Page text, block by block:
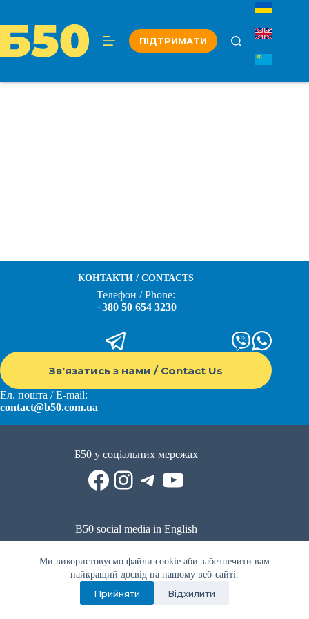
вмісту
Ми використовуємо файли cookie аби забезпечити вам
найкращий досвід на нашому веб-сайті.
Прийняти Відхилити
ПІДТРИМАТИ
КОНТАКТИ / CONTACTS
Телефон / Phone:
+380 50 654 3230
Зв'язатись з нами / Contact Us
Ел. пошта / E-mail:
contact@b50.com.ua
Б50 у соціальних мережах
Facebook
Instagram
Telegram
YouTube
B50 social media in English
Reddit
Facebook
LinkedIn
YouTube
WhatsApp
Політика приватності|Публічна оферта|Умови використання
Privacy Policy|Public offer Terms of use